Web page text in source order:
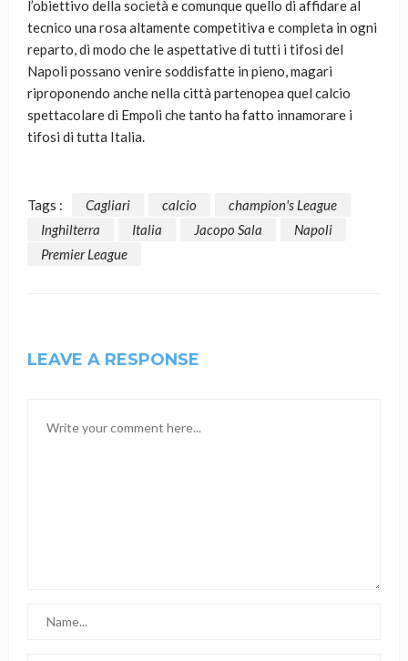
l’obiettivo della società e comunque quello di affidare al
tecnico una rosa altamente competitiva e completa in ogni
reparto, di modo che le aspettative di tutti i tifosi del
Napoli possano venire soddisfatte in pieno, magari
riproponendo anche nella città partenopea quel calcio
spettacolare di Empoli che tanto ha fatto innamorare i
tifosi di tutta Italia.
Tags : Cagliari calcio
champion's League
Inghilterra
Italia Jacopo Sala
Napoli
Premier League
LEAVE A RESPONSE